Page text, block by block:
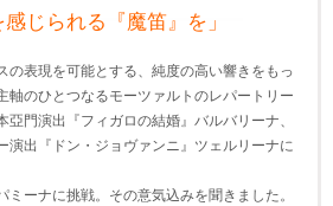
じられる『魔笛』を」
の表現を可能とする、純度の高い響きをもっ
軸のひとつなるモーツァルトのレパートリー
門演出『フィガロの結婚』バルバリーナ、
演出『ドン・ジョヴァンニ』ツェルリーナに
ミーナに挑戦。その意気込みを聞きました。